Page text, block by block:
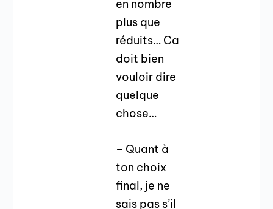
en nombre
plus que
réduits… Ca
doit bien
vouloir dire
quelque
chose…
– Quant à
ton choix
final, je ne
sais pas s’il